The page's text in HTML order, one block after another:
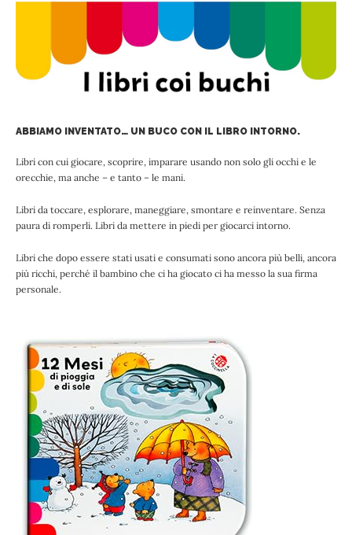
ABBIAMO INVENTATO… UN BUCO CON IL LIBRO INTORNO.
Libri con cui giocare, scoprire, imparare usando non solo gli occhi e le
orecchie, ma anche – e tanto – le mani.
Libri da toccare, esplorare, maneggiare, smontare e reinventare. Senza
paura di romperli. Libri da mettere in piedi per giocarci intorno.
Libri che dopo essere stati usati e consumati sono ancora più belli, ancora
più ricchi, perché il bambino che ci ha giocato ci ha messo la sua firma
personale.